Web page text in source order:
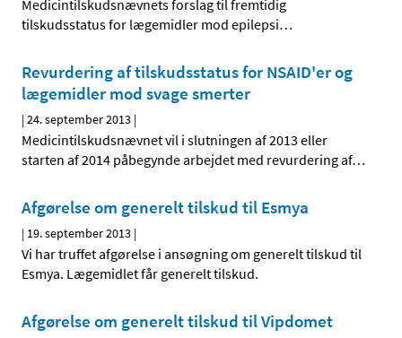
Medicintilskudsnævnets forslag til fremtidig
tilskudsstatus for lægemidler mod epilepsi…
Revurdering af tilskudsstatus for NSAID'er og
lægemidler mod svage smerter
|24. september 2013 |
Medicintilskudsnævnet vil i slutningen af 2013 eller
starten af 2014 påbegynde arbejdet med revurdering af…
Afgørelse om generelt tilskud til Esmya
| 19. september 2013 |
Vi har truffet afgørelse i ansøgning om generelt tilskud til
Esmya. Lægemidlet får generelt tilskud.
Afgørelse om generelt tilskud til Vipdomet